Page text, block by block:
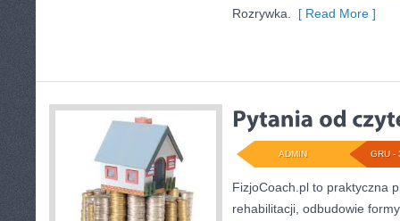
Rozrywka.
[ Read More ]
GRU -
ADMIN
FizjoCoach.pl to praktyczna
rehabilitacji, odbudowie